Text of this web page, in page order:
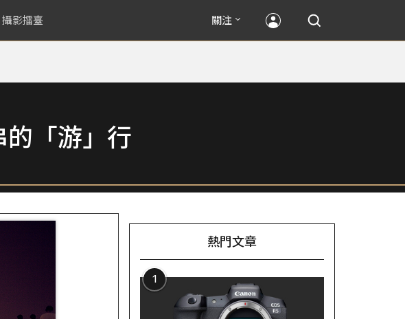
攝影擂臺 關注
的「游」行
熱門文章
1